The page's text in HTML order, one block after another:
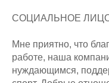
СОЦИАЛЬНОЕ
Мне приятно, что
работе, наша
нуждающимся,